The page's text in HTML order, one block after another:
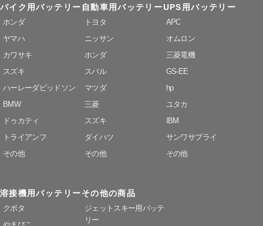
バイク用バッテリー
ホンダ
ヤマハ
カワサキ
スズキ
ハーレーダビッドソン
BMW
ドゥカティ
トライアンフ
その他
自動車用バッテリー
トヨタ
ニッサン
ホンダ
スバル
マツダ
三菱
スズキ
ダイハツ
その他
UPS用バッテリー
APC
オムロン
三菱電機
GS-EE
hp
ユタカ
IBM
サンワサプライ
その他
溶接機用バッテリー
クボタ
その他の商品
ジェットスキー用バッテ
リー